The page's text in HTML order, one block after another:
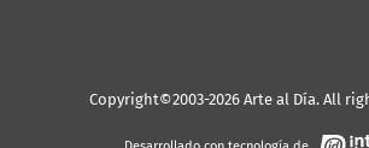
Copyright©2003-2026 Arte al Día. All